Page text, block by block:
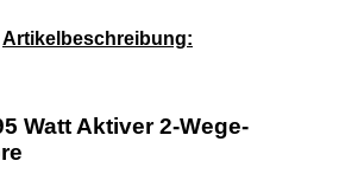
Artikelbeschreibung:
Watt Aktiver 2-Wege-